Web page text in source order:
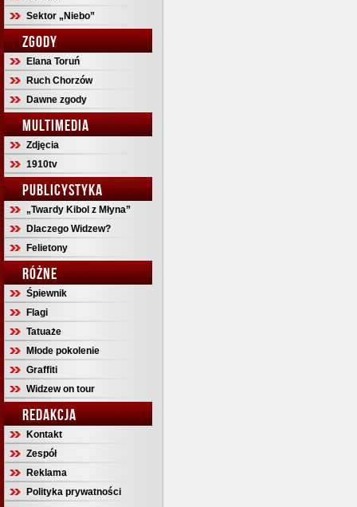
Sektor „Niebo”
ZGODY
Elana Toruń
Ruch Chorzów
Dawne zgody
MULTIMEDIA
Zdjęcia
1910tv
PUBLICYSTYKA
„Twardy Kibol z Młyna”
Dlaczego Widzew?
Felietony
RÓŻNE
Śpiewnik
Flagi
Tatuaże
Młode pokolenie
Graffiti
Widzew on tour
REDAKCJA
Kontakt
Zespół
Reklama
Polityka prywatności